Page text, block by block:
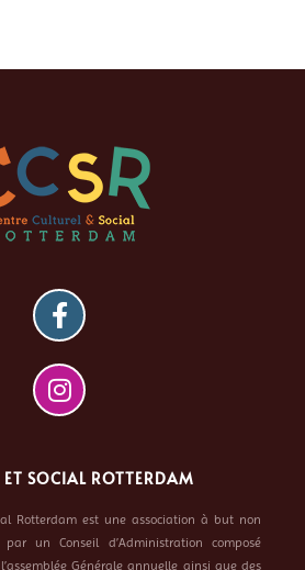
ET SOCIAL ROTTERDAM
Rotterdam est une association à but non
un Conseil d’Administration composé
Générale annuelle ainsi que des